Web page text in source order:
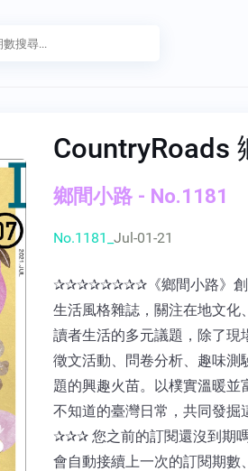
CountryRoads
鄉間小路 - No.1181
No.1181_ Jul-01-21
✰✰✰✰✰✰✰✰《鄉間小路》創
生活風格雜誌，關注在地文化
讀者生活的多元議題，除了現
徵文活動、問卷分析、趣味測
題的興趣火苗。以樸實溫暖
不知道的臺灣日常，共同發
✰✰✰ 您之前的訂閱還沒到期
會自動接續上一次的訂閱期數